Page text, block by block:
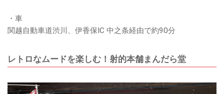
・車
関越自動車道渋川、伊香保IC 中之条経由で約90分
レトロなムードを楽しむ！射的本舗まんだら堂